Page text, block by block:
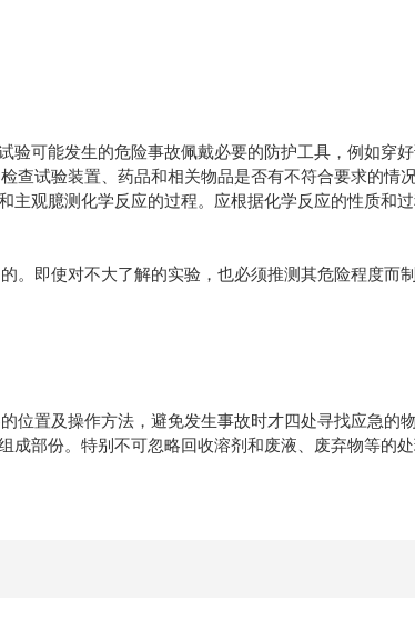
验可能发生的危险事故佩戴必要的防护工具，例如穿
查试验装置、药品和相关物品是否有不符合要求的情况
主观臆测化学反应的过程。应根据化学反应的性质和
。即使对不大了解的实验，也必须推测其危险程度而
位置及操作方法，避免发生事故时才四处寻找应急的物
部份。特别不可忽略回收溶剂和废液、废弃物等的处